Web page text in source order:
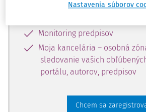
Monitoring predpisov
Moja kancelária – osobná
sledovanie vašich
portálu, autorov, predpisov
Chcem sa
Nastavenia súborov